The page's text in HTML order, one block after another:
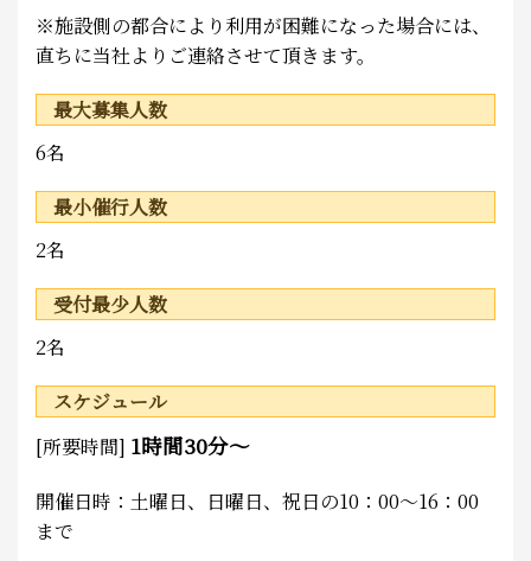
※施設側の都合により利用が困難になった場合には、
直ちに当社よりご連絡させて頂きます。
最大募集人数
6名
最小催行人数
2名
受付最少人数
2名
スケジュール
[所要時間] 1時間30分～
開催日時：土曜日、日曜日、祝日の10：00～16：00
まで